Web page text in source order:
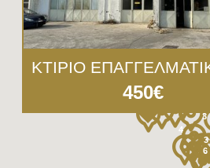
8
6
4
2
3
3
3
450€